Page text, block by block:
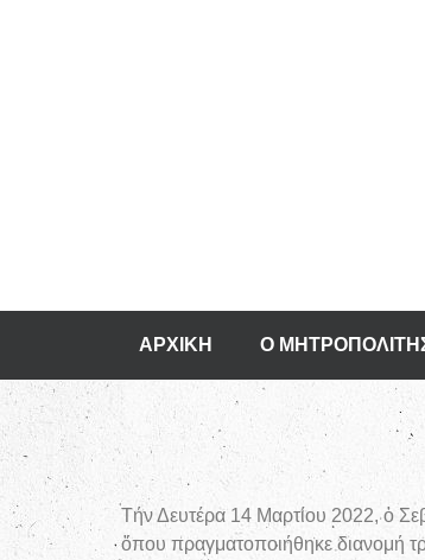
ΑΡΧΙΚΗ Ο
Τήν Δευτέρα 14 Μαρτίου 2022, ὁ
ὅπου πραγματοποιήθηκε διανομή